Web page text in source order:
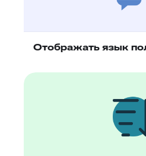
Отображать язык